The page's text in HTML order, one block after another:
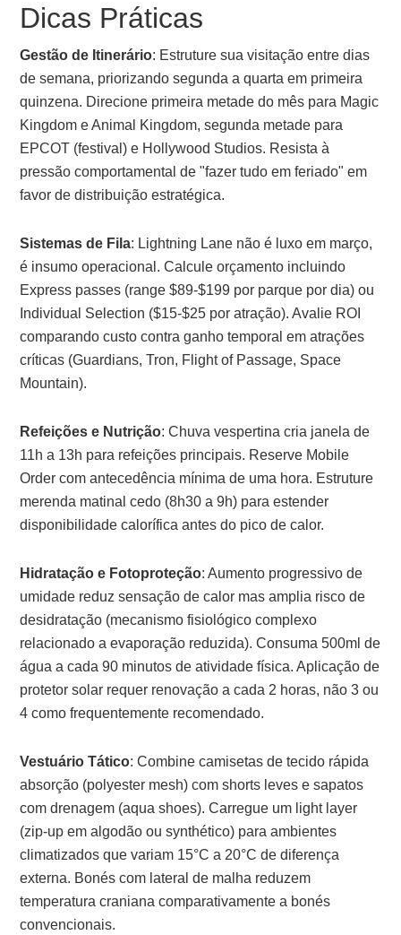
Dicas Práticas
Gestão de Itinerário: Estruture sua visitação entre dias
de semana, priorizando segunda a quarta em primeira
quinzena. Direcione primeira metade do mês para Magic
Kingdom e Animal Kingdom, segunda metade para
EPCOT (festival) e Hollywood Studios. Resista à
pressão comportamental de "fazer tudo em feriado" em
favor de distribuição estratégica.
Sistemas de Fila: Lightning Lane não é luxo em março,
é insumo operacional. Calcule orçamento incluindo
Express passes (range $89-$199 por parque por dia) ou
Individual Selection ($15-$25 por atração). Avalie ROI
comparando custo contra ganho temporal em atrações
críticas (Guardians, Tron, Flight of Passage, Space
Mountain).
Refeições e Nutrição: Chuva vespertina cria janela de
11h a 13h para refeições principais. Reserve Mobile
Order com antecedência mínima de uma hora. Estruture
merenda matinal cedo (8h30 a 9h) para estender
disponibilidade calorífica antes do pico de calor.
Hidratação e Fotoproteção: Aumento progressivo de
umidade reduz sensação de calor mas amplia risco de
desidratação (mecanismo fisiológico complexo
relacionado a evaporação reduzida). Consuma 500ml de
água a cada 90 minutos de atividade física. Aplicação de
protetor solar requer renovação a cada 2 horas, não 3 ou
4 como frequentemente recomendado.
Vestuário Tático: Combine camisetas de tecido rápida
absorção (polyester mesh) com shorts leves e sapatos
com drenagem (aqua shoes). Carregue um light layer
(zip-up em algodão ou synthético) para ambientes
climatizados que variam 15°C a 20°C de diferença
externa. Bonés com lateral de malha reduzem
temperatura craniana comparativamente a bonés
convencionais.